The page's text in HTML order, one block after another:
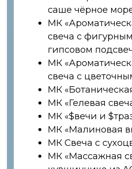
Школа прошла
по итогам успешной
выпускники получают
государственного образца
Также наши студенты
могут оформлять налоговый
вычет по НДФЛ
получать субсидии от
государства на поддержку
малого и среднего бизнеса